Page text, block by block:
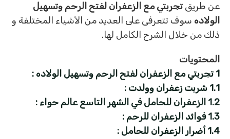
عن طريق تجربتي مع الزعفران لفتح الرحم وتسهيل
الولاده سوف تتعرفى على العديد من الأشياء المختلفة و
ذلك من خلال الشرح الكامل لها.
المحتويات
1 تجربتي مع الزعفران لفتح الرحم وتسهيل الولاده :
1.1 شربت زعفران وولدت :
1.2 الزعفران للحامل في الشهر التاسع عالم حواء :
1.3 فوائد الزعفران للرحم :
1.4 أضرار الزعفران للحامل :